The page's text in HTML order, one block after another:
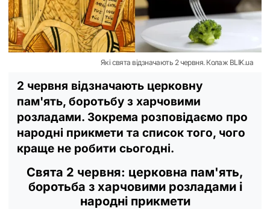
Які свята відзначають 2 червня. Колаж BLIK.ua
2 червня відзначають церковну
пам'ять, боротьбу з харчовими
розладами. Зокрема розповідаємо про
народні прикмети та список того, чого
краще не робити сьогодні.
Свята 2 червня: церковна пам'ять,
боротьба з харчовими розладами і
народні прикмети